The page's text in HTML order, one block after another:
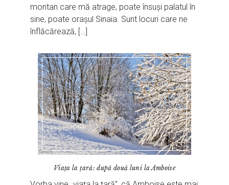
montan care mă atrage, poate însuși palatul în
sine, poate orașul Sinaia. Sunt locuri care ne
înflăcărează, […]
Viața la țară: după două luni la Amboise